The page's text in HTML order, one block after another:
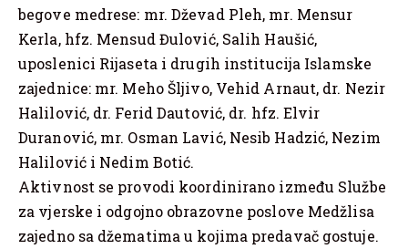
begove medrese: mr. Dževad Pleh, mr. Mensur
Kerla, hfz. Mensud Đulović, Salih Haušić,
uposlenici Rijaseta i drugih institucija Islamske
zajednice: mr. Meho Šljivo, Vehid Arnaut, dr. Nezir
Halilović, dr. Ferid Dautović, dr. hfz. Elvir
Duranović, mr. Osman Lavić, Nesib Hadzić, Nezim
Halilović i Nedim Botić.
Aktivnost se provodi koordinirano između Službe
za vjerske i odgojno obrazovne poslove Medžlisa
zajedno sa džematima u kojima predavač gostuje.